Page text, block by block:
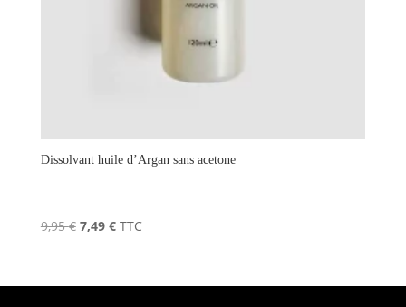
Dissolvant huile d’Argan sans acetone
9,95€ Le
était :
7,49 €Le
est :
TTC